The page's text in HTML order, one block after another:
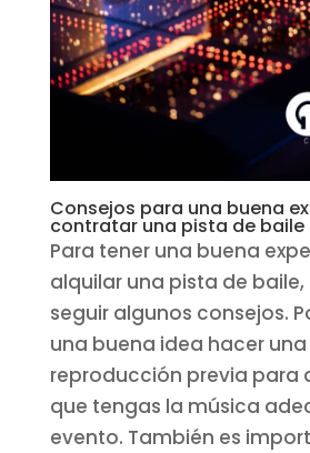
Consejos para una buena
contratar una pista de baile
Para tener una buena
alquilar una pista de
seguir algunos consejos.
una buena idea hacer
reproducción previa para
que tengas la música
evento. También es